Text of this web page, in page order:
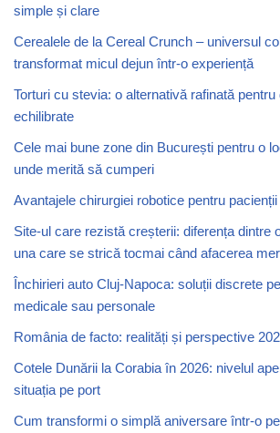
simple și clare
Cerealele de la Cereal Crunch – universul
transformat micul dejun într-o experiență
Torturi cu stevia: o alternativă rafinată
echilibrate
Cele mai bune zone din București pentru o
unde merită să cumperi
Avantajele chirurgiei robotice pentru
Site-ul care rezistă creșterii: diferența dintre
una care se strică tocmai când afacerea
Închirieri auto Cluj-Napoca: soluții discrete
medicale sau personale
România de facto: realități și perspective
Cotele Dunării la Corabia în 2026: nivelul
situația pe port
Cum transformi o simplă aniversare într-o